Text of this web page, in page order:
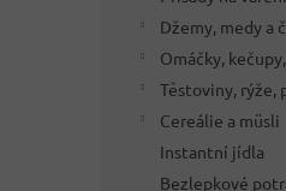
Džemy, medy a
Omáčky,
Těstoviny, rýže,
Cereálie a müsli
Instantní jídla
Bezlepkové